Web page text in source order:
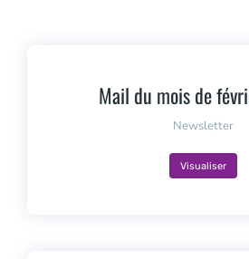
Mail du mois de
Newsletter
Visualiser